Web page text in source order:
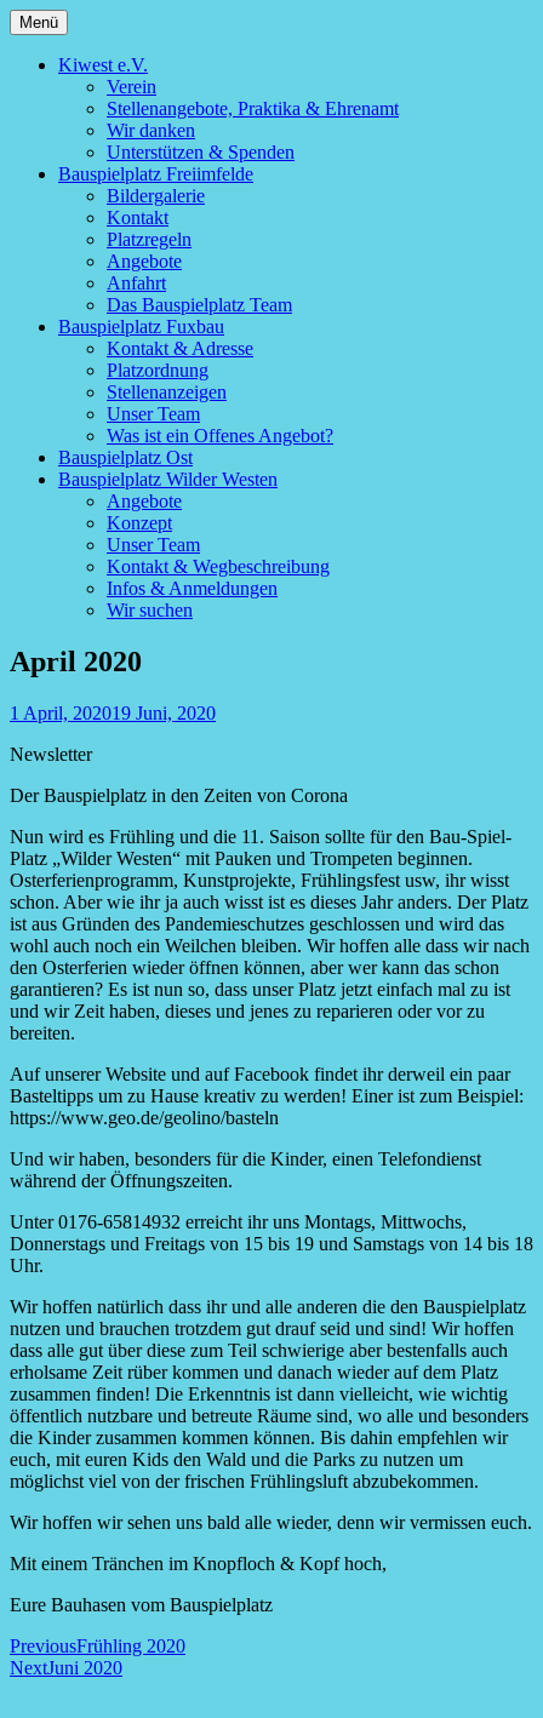
Zum
Inhalt
springen
kiwest.org
Menü
Kiwest e.V.
Verein
Stellenangebote, Praktika & Ehrenamt
Wir danken
Unterstützen & Spenden
Bauspielplatz Freiimfelde
Bildergalerie
Kontakt
Platzregeln
Angebote
Anfahrt
Das Bauspielplatz Team
Bauspielplatz Fuxbau
Kontakt & Adresse
Platzordnung
Stellenanzeigen
Unser Team
Was ist ein Offenes Angebot?
Bauspielplatz Ost
Bauspielplatz Wilder Westen
Angebote
Konzept
Unser Team
Kontakt & Wegbeschreibung
Infos & Anmeldungen
Wir suchen
April 2020
1 April, 202019 Juni, 2020
Newsletter
Der Bauspielplatz in den Zeiten von Corona
Nun wird es Frühling und die 11. Saison sollte für den Bau-Spiel-
Platz „Wilder Westen“ mit Pauken und Trompeten beginnen.
Osterferienprogramm, Kunstprojekte, Frühlingsfest usw, ihr wisst
schon. Aber wie ihr ja auch wisst ist es dieses Jahr anders. Der Platz
ist aus Gründen des Pandemieschutzes geschlossen und wird das
wohl auch noch ein Weilchen bleiben. Wir hoffen alle dass wir nach
den Osterferien wieder öffnen können, aber wer kann das schon
garantieren? Es ist nun so, dass unser Platz jetzt einfach mal zu ist
und wir Zeit haben, dieses und jenes zu reparieren oder vor zu
bereiten.
Auf unserer Website und auf Facebook findet ihr derweil ein paar
Basteltipps um zu Hause kreativ zu werden! Einer ist zum Beispiel:
https://www.geo.de/geolino/basteln
Und wir haben, besonders für die Kinder, einen Telefondienst
während der Öffnungszeiten.
Unter 0176-65814932 erreicht ihr uns Montags, Mittwochs,
Donnerstags und Freitags von 15 bis 19 und Samstags von 14 bis 18
Uhr.
Wir hoffen natürlich dass ihr und alle anderen die den Bauspielplatz
nutzen und brauchen trotzdem gut drauf seid und sind! Wir hoffen
dass alle gut über diese zum Teil schwierige aber bestenfalls auch
erholsame Zeit rüber kommen und danach wieder auf dem Platz
zusammen finden! Die Erkenntnis ist dann vielleicht, wie wichtig
öffentlich nutzbare und betreute Räume sind, wo alle und besonders
die Kinder zusammen kommen können. Bis dahin empfehlen wir
euch, mit euren Kids den Wald und die Parks zu nutzen um
möglichst viel von der frischen Frühlingsluft abzubekommen.
Wir hoffen wir sehen uns bald alle wieder, denn wir vermissen euch.
Mit einem Tränchen im Knopfloch & Kopf hoch,
Eure Bauhasen vom Bauspielplatz
Beitragsnavigation
PreviousFrühling 2020
NextJuni 2020